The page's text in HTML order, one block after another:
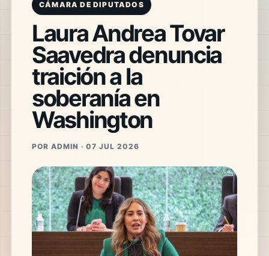
CÁMARA DE DIPUTADOS
Laura Andrea Tovar
Saavedra denuncia
traición a la
soberanía en
Washington
POR ADMIN · 07 JUL 2026